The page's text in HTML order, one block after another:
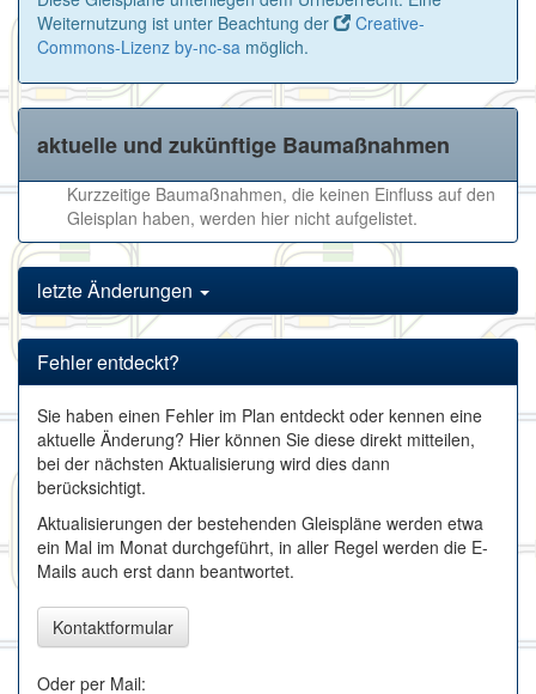
Weiternutzung ist unter Beachtung der
Creative-
Commons-Lizenz by-nc-sa möglich.
aktuelle und zukünftige Baumaßnahmen
Kurzzeitige Baumaßnahmen, die keinen Einfluss auf den
Gleisplan haben, werden hier nicht aufgelistet.
letzte Änderungen
Fehler entdeckt?
Sie haben einen Fehler im Plan entdeckt oder kennen eine
aktuelle Änderung? Hier können Sie diese direkt mitteilen,
bei der nächsten Aktualisierung wird dies dann
berücksichtigt.
Aktualisierungen der bestehenden Gleispläne werden etwa
ein Mal im Monat durchgeführt, in aller Regel werden die E-
Mails auch erst dann beantwortet.
Kontaktformular
Oder per Mail: